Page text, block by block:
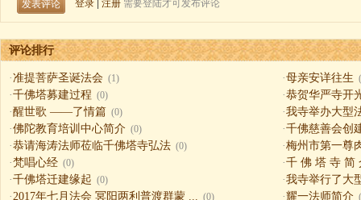
评论排行
·准提菩萨圣诞法会 (1) ·母亲安详往生
·千佛塔募建过程 (0) ·恭贺华严寺开
·醒世歌 ——了情篇 (0) ·我寺举办大型
·佛陀教育培训中心简介 (0) ·千佛慈善会创
·恭请海涛法师莅临千佛塔寺弘法 (0) ·梅州市第一尊
·梵唱心经 (0) ·千 佛 塔 寺 简
·千佛塔迁建缘起 (0) ·我寺举行了大
· 2017年七月法会 冥阳两利普渡群蒙 ... (0) ·耀一法师简介